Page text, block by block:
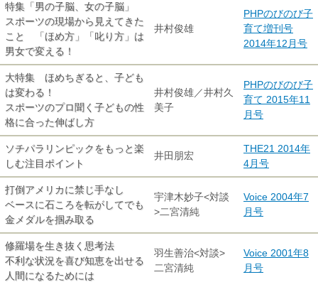
特集「男の子脳、女の子脳」
スポーツの現場から見えてきた
こと 「ほめ方」「叱り方」は
男女で変える！
井村俊雄
PHPのびのび子
育て増刊号
2014年12月号
大特集 ほめちぎると、子ども
は変わる！
スポーツのプロ聞く子どもの性
格に合った伸ばし方
井村俊雄／井村久
美子
PHPのびのび子
育て 2015年11
月号
ソチパラリンピックをもっと楽
しむ注目ポイント
井田朋宏
THE21 2014年
4月号
打倒アメリカに禁じ手なし
ベースに石ころを転がしてでも
金メダルを掴み取る
宇津木妙子<対談
>二宮清純
Voice 2004年7
月号
修羅場を生き抜く思考法
不利な状況を喜び知恵を出せる
人間になるためには
羽生善治<対談>
二宮清純
Voice 2001年8
月号